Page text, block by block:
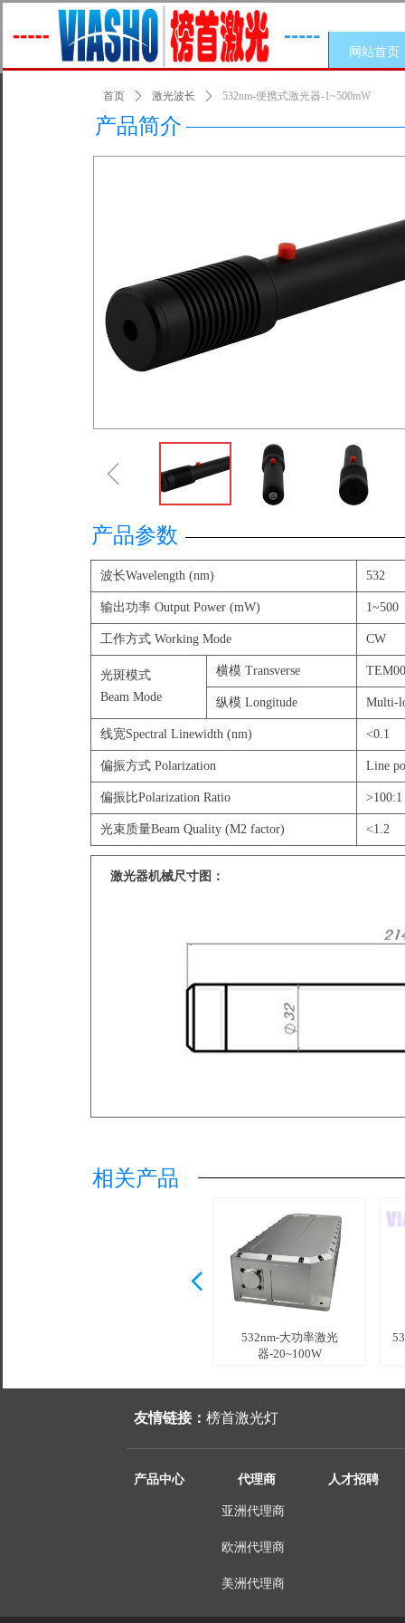
网站首页
波长Wavelength (nm) 532
输出功率 Output Power (mW) 1~500
工作方式 Working Mode CW
光斑模式
Beam Mode
横模 Transverse TEM00
纵模 Longitude Multi-
线宽Spectral Linewidth (nm) <0.1
偏振方式 Polarization Line
偏振比Polarization Ratio >100:1
光束质量Beam Quality (M2 factor) <1.2
激光器机械尺寸图：
532nm-大功率激光
器-20~100W
넳
相关产品
产品简介
首页 ꄲ 激光波长 ꄲ 532nm-便携式激光器-1~500mW
产品参数
ꁆ
产品中心 代理商 人才招聘
亚洲代理商
欧洲代理商
美洲代理商
友情链接： 榜首激光灯